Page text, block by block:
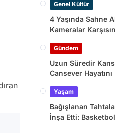
Genel Kültür
4 Yaşında Sahne
Kameralar
Gündem
Uzun Süredir
Cansever
Yaşam
Bağışlanan
İnşa Etti: